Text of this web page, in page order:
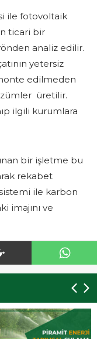
ile fotovoltaik
ticari bir
analiz edilir.
yetersiz
edilmeden
üretilir.
ilgili kurumlara
bir işletme bu
rekabet
ile karbon
imajını ve